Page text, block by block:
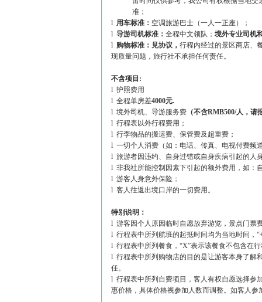
准；
l 用车标准： 空调旅游巴士（一人一正座）；
l 导游司机标准： 全程中文领队； 境外专业司机
l 购物标准：见协议， 行程内经过的景区商店、
现质量问题，旅行社不承担任何责任。
不含项目:
l 护照费用
l 全程单房差4000元.
l 境外司机、导游服务费 （不含RMB500/人，
l 行程表以外行程费用；
l 行李物品的搬运费、保管费及超重费；
l 一切个人消费（如：电话、传真、电视付费频
l 旅游者因违约、自身过错或自身疾病引起的人
l 非我社所能控制因素下引起的额外费用，如：
l 游客人身意外保险；
l 客人往返出境口岸的一切费用。
特别说明：
l 游客因个人原因临时自愿放弃游览，景点门票
l 行程表中所列航班的起抵时间均为当地时间，
l 行程表中所列餐食，“X”表示该餐食不包含在
l 行程表中所列购物店的目的是让游客本身了解
任。
l 行程表中所列自费项目，客人有权自愿选择参
惠价格，具体价格视参加人数而调整。如客人